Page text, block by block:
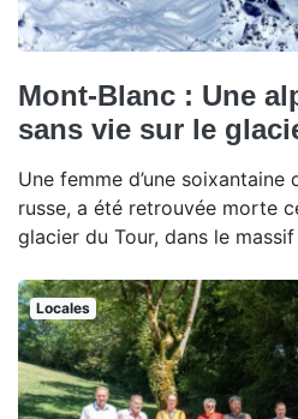
Mont-Blanc : Une
sans vie sur le
Une femme d’une soixantaine
russe, a été retrouvée morte
glacier du Tour, dans le
Locales